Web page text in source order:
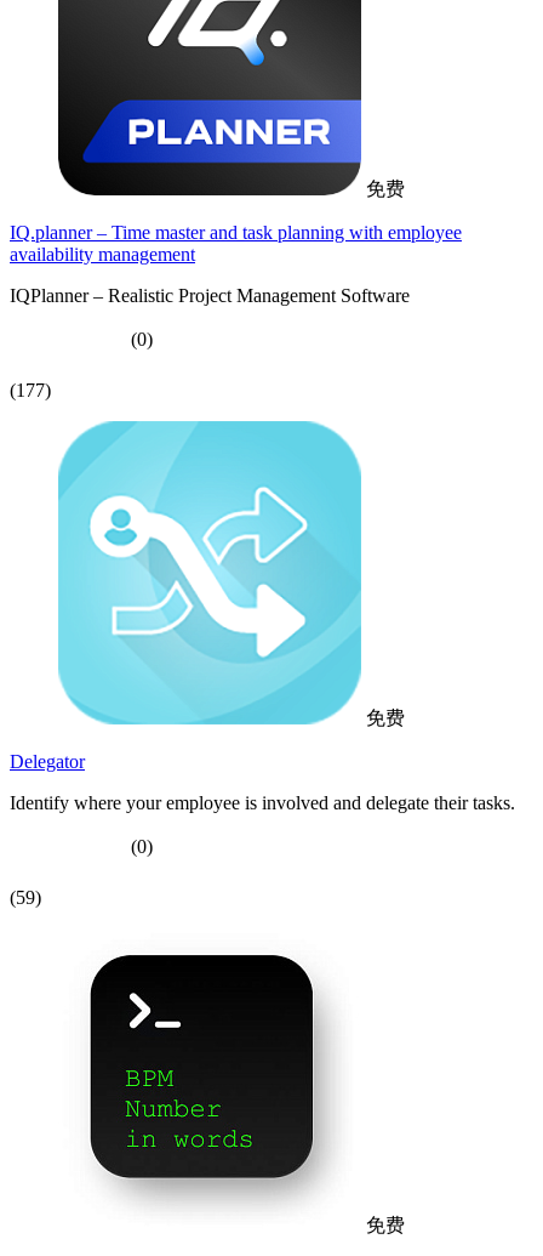
免费
IQ.planner – Time master and task planning with employee
availability management
IQPlanner – Realistic Project Management Software
(0)
(177)
免费
Delegator
Identify where your employee is involved and delegate their tasks.
(0)
(59)
免费